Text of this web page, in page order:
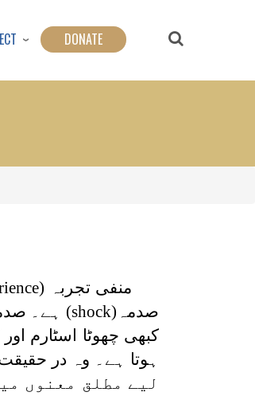
DONATE
منفی تجربہ
صدمہ (shock) ہے۔
کبھی چھوٹا اسٹارم
ہوتا ہے۔ وہ در حقیقت
لیے مطلق معنوں